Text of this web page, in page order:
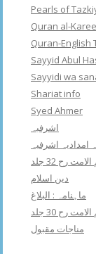
Pearls of
Quran al-
Quran-English
Sayyid Abul
Sayyidi wa
Shariat info
Syed Ahmer
اشرفبہ
امدادیہ اشرفیہ
رح 32 جلد
دین اسلام
ماہنامہ : البلاغ
رح 30 جلد
مناجات مقبول